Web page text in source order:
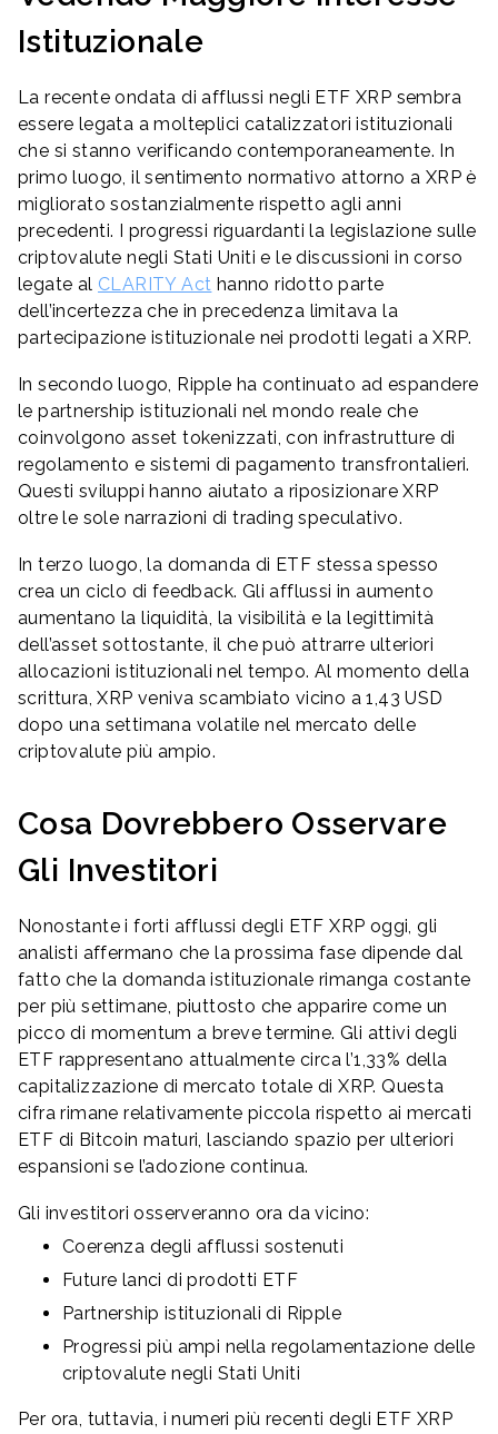
Istituzionale
La recente ondata di afflussi negli ETF XRP sembra
essere legata a molteplici catalizzatori istituzionali
che si stanno verificando contemporaneamente. In
primo luogo, il sentimento normativo attorno a XRP è
migliorato sostanzialmente rispetto agli anni
precedenti. I progressi riguardanti la legislazione sulle
criptovalute negli Stati Uniti e le discussioni in corso
legate al CLARITY Act hanno ridotto parte
dell’incertezza che in precedenza limitava la
partecipazione istituzionale nei prodotti legati a XRP.
In secondo luogo, Ripple ha continuato ad espandere
le partnership istituzionali nel mondo reale che
coinvolgono asset tokenizzati, con infrastrutture di
regolamento e sistemi di pagamento transfrontalieri.
Questi sviluppi hanno aiutato a riposizionare XRP
oltre le sole narrazioni di trading speculativo.
In terzo luogo, la domanda di ETF stessa spesso
crea un ciclo di feedback. Gli afflussi in aumento
aumentano la liquidità, la visibilità e la legittimità
dell’asset sottostante, il che può attrarre ulteriori
allocazioni istituzionali nel tempo. Al momento della
scrittura, XRP veniva scambiato vicino a 1,43 USD
dopo una settimana volatile nel mercato delle
criptovalute più ampio.
Cosa Dovrebbero Osservare
Gli Investitori
Nonostante i forti afflussi degli ETF XRP oggi, gli
analisti affermano che la prossima fase dipende dal
fatto che la domanda istituzionale rimanga costante
per più settimane, piuttosto che apparire come un
picco di momentum a breve termine. Gli attivi degli
ETF rappresentano attualmente circa l’1,33% della
capitalizzazione di mercato totale di XRP. Questa
cifra rimane relativamente piccola rispetto ai mercati
ETF di Bitcoin maturi, lasciando spazio per ulteriori
espansioni se l’adozione continua.
Gli investitori osserveranno ora da vicino:
Coerenza degli afflussi sostenuti
Future lanci di prodotti ETF
Partnership istituzionali di Ripple
Progressi più ampi nella regolamentazione delle
criptovalute negli Stati Uniti
Per ora, tuttavia, i numeri più recenti degli ETF XRP